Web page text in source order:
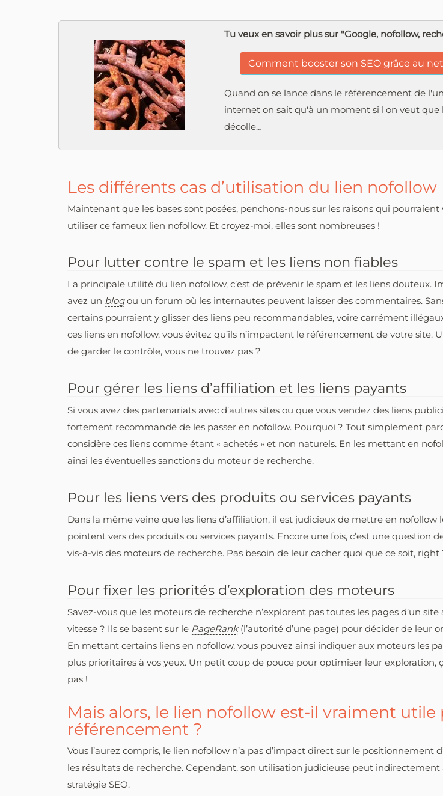
Tu veux en savoir plus sur "Google, nofollow,
Comment booster son SEO grâce au
Quand on se lance dans le référencement de
internet on sait qu'à un moment si l'on veut que
décolle…
Les différents cas d’utilisation du lien nofollow
Maintenant que les bases sont posées, penchons-nous sur les raisons qui pourraient
utiliser ce fameux lien nofollow. Et croyez-moi, elles sont nombreuses !
Pour lutter contre le spam et les liens non fiables
La principale utilité du lien nofollow, c’est de prévenir le spam et les liens douteux.
avez un blogou un forum où les internautes peuvent laisser des commentaires.
certains pourraient y glisser des liens peu recommandables, voire carrément
ces liens en nofollow, vous évitez qu’ils n’impactent le référencement de votre site.
de garder le contrôle, vous ne trouvez pas ?
Pour gérer les liens d’affiliation et les liens payants
Si vous avez des partenariats avec d’autres sites ou que vous vendez des liens
fortement recommandé de les passer en nofollow. Pourquoi ? Tout simplement
considère ces liens comme étant « achetés » et non naturels. En les mettant en
ainsi les éventuelles sanctions du moteur de recherche.
Pour les liens vers des produits ou services payants
Dans la même veine que les liens d’affiliation, il est judicieux de mettre en nofollow
pointent vers des produits ou services payants. Encore une fois, c’est une question
vis-à-vis des moteurs de recherche. Pas besoin de leur cacher quoi que ce soit, right
Pour fixer les priorités d’exploration des moteurs
Savez-vous que les moteurs de recherche n’explorent pas toutes les pages d’un
vitesse ? Ils se basent sur le PageRank(l’autorité d’une page) pour décider de leur
En mettant certains liens en nofollow, vous pouvez ainsi indiquer aux moteurs les
plus prioritaires à vos yeux. Un petit coup de pouce pour optimiser leur exploration,
pas !
Mais alors, le lien nofollow est-il vraiment utile
référencement ?
Vous l’aurez compris, le lien nofollow n’a pas d’impact direct sur le positionnement
les résultats de recherche. Cependant, son utilisation judicieuse peut
stratégie SEO.